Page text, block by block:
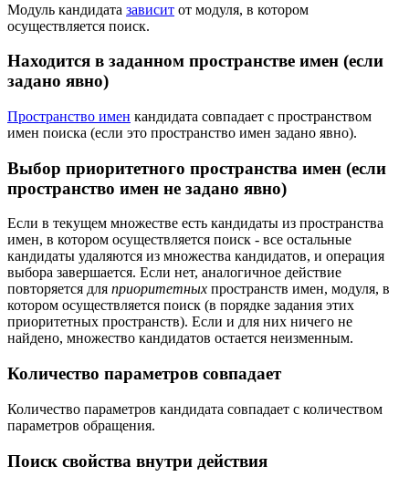
Модуль кандидата зависит от модуля, в котором
осуществляется поиск.
Находится в заданном пространстве имен (если
задано явно)
Пространство имен кандидата совпадает с пространством
имен поиска (если это пространство имен задано явно).
Выбор приоритетного пространства имен (если
пространство имен не задано явно)
Если в текущем множестве есть кандидаты из пространства
имен, в котором осуществляется поиск - все остальные
кандидаты удаляются из множества кандидатов, и операция
выбора завершается. Если нет, аналогичное действие
повторяется для приоритетных пространств имен, модуля, в
котором осуществляется поиск (в порядке задания этих
приоритетных пространств). Если и для них ничего не
найдено, множество кандидатов остается неизменным.
Количество параметров совпадает
Количество параметров кандидата совпадает с количеством
параметров обращения.
Поиск свойства внутри действия